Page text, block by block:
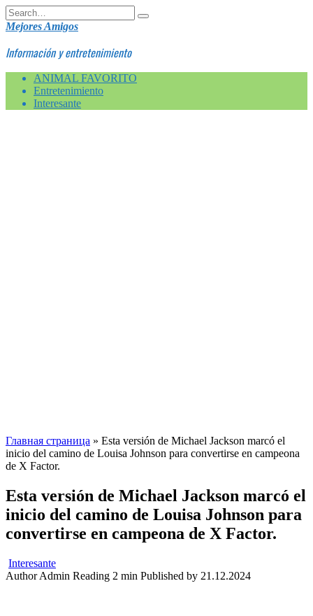
Skip
to
content
Search
for:
Mejores Amigos
Información y entretenimiento
ANIMAL FAVORITO
Entretenimiento
Interesante
Главная страница » Esta versión de Michael Jackson marcó el
inicio del camino de Louisa Johnson para convertirse en campeona
de X Factor.
Esta versión de Michael Jackson marcó el
inicio del camino de Louisa Johnson para
convertirse en campeona de X Factor.
Interesante
Author Admin Reading 2 min Published by 21.12.2024